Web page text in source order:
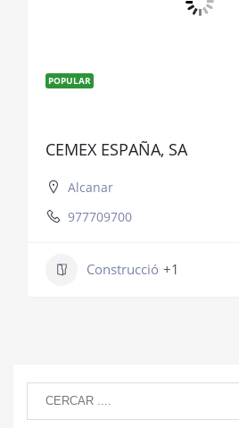
POPULAR
CEMEX ESPAÑA, SA
Alcanar
977709700
Construcció +1